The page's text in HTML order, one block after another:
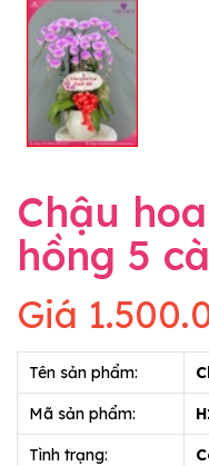
Chậu
hồng 5
Giá
Tên sản phẩm:
Mã sản phẩm:
Tình trạng: